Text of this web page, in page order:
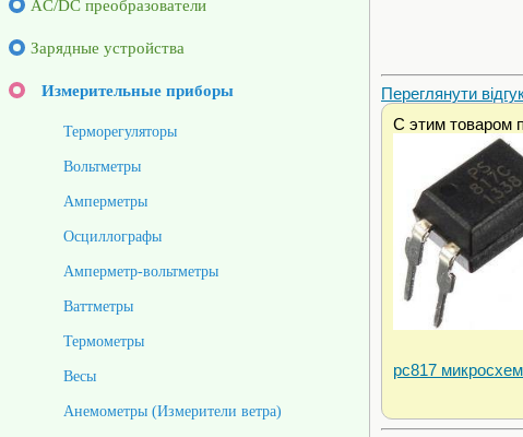
Переглянути
С этим товаром
pc817
AC/DC преобразователи
Зарядные устройства
Измерительные приборы
Терморегуляторы
Вольтметры
Амперметры
Осциллографы
Амперметр-вольтметры
Ваттметры
Термометры
Весы
Анемометры (Измерители ветра)